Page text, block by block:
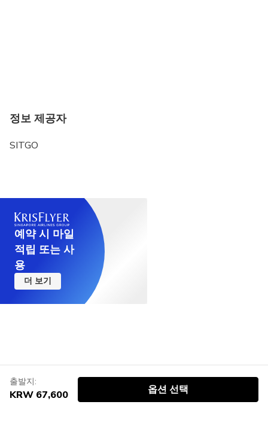
정보 제공자
SITGO
예약 시 마일
적립 또는 사
용
더 보기
출발지:
KRW 67,600 옵션 선택